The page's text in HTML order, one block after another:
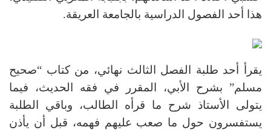
هذا أحد الفصول الدراسية بالجامعة العريقة.
يقرأ أحد طلبة الفصل الثالث نهائي، من كتاب “صحيح
مسلم” بشرح الأبي، المقرر في فقه الحديث، فيما
يتولى الأستاذ شرح ما قرأه الطالب، وباقي الطلبة
يستفسرون حول ما صعب عليهم فهمه، قبل أن يأذن